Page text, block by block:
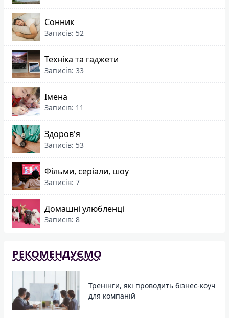
Сонник
Записів: 52
Техніка та гаджети
Записів: 33
Імена
Записів: 11
Здоров'я
Записів: 53
Фільми, серіали, шоу
Записів: 7
Домашні улюбленці
Записів: 8
РЕКОМЕНДУЄМО
Тренінги, які проводить бізнес-коуч
для компаній